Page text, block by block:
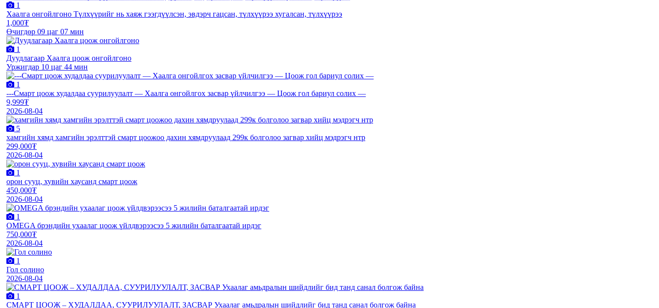
1
Хаалга онгойлгоно Түлхүүрийг нь хаяж гээгдүүлсэн, эвдэрч гацсан, түлхүүрээ хугалсан, түлхүүрээ
1,000₮
Өчигдөр 09 цаг 07 мин
1
Дуудлагаар Хаалга цоож онгойлгоно
Уржигдар 10 цаг 44 мин
1
---Смарт цоож худалдаа суурилуулалт — Хаалга онгойлгох засвар үйлчилгээ — Цоож гол бариул солих —
9,999₮
2026-08-04
5
хамгийн хямд хамгийн эрэлттэй смарт цоожоо дахин хямдруулаад 299к болголоо загвар хийц мэдрэгч нтр
299,000₮
2026-08-04
1
орон сууц, хувийн хаусанд смарт цоож
450,000₮
2026-08-04
1
OMEGA брэндийн ухаалаг цоож үйлдвэрээсээ 5 жилийн баталгаатай ирдэг
750,000₮
2026-08-04
1
Гол солино
2026-08-04
1
СМАРТ ЦООЖ – ХУДАЛДАА, СУУРИЛУУЛАЛТ, ЗАСВАР Ухаалаг амьдралын шийдлийг бид танд санал болгож байна